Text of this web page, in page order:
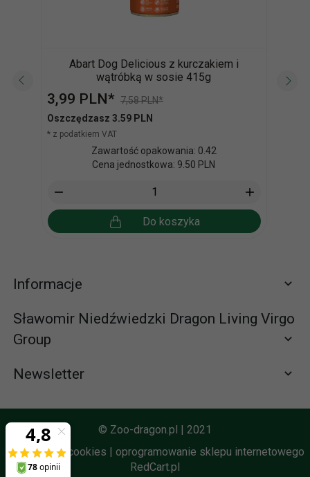
Abart Dog Delicious z kurczakiem i
wątróbką w sosie 415g
3,99 PLN* 7,58 PLN*
Oszczędzasz 3.59 PLN
* z podatkiem VAT
Zawartość opakowania: 0.42
Cena jednostkowa: 9.50 PLN
Do koszyka
Informacje
Sławomir Niedźwiedzki Dragon Living Virgo
Group
665065310 (58) 672-65-61
zamowienia@zoo-dragon.pl
Newsletter
© Zoo-dragon.pl | 2021
Informacja o cookies | oprogramowanie sklepu internetowego
RedCart.pl